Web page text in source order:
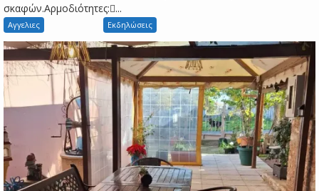
σκαφών.Αρμοδιότητες:...
Αγγελιες Εκδηλώσεις